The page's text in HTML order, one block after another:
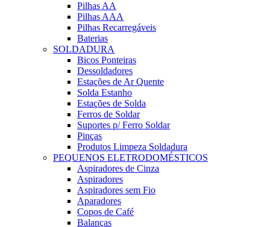
Pilhas AA
Pilhas AAA
Pilhas Recarregáveis
Baterias
SOLDADURA
Bicos Ponteiras
Dessoldadores
Estações de Ar Quente
Solda Estanho
Estações de Solda
Ferros de Soldar
Suportes p/ Ferro Soldar
Pinças
Produtos Limpeza Soldadura
PEQUENOS ELETRODOMÉSTICOS
Aspiradores de Cinza
Aspiradores
Aspiradores sem Fio
Aparadores
Copos de Café
Balanças